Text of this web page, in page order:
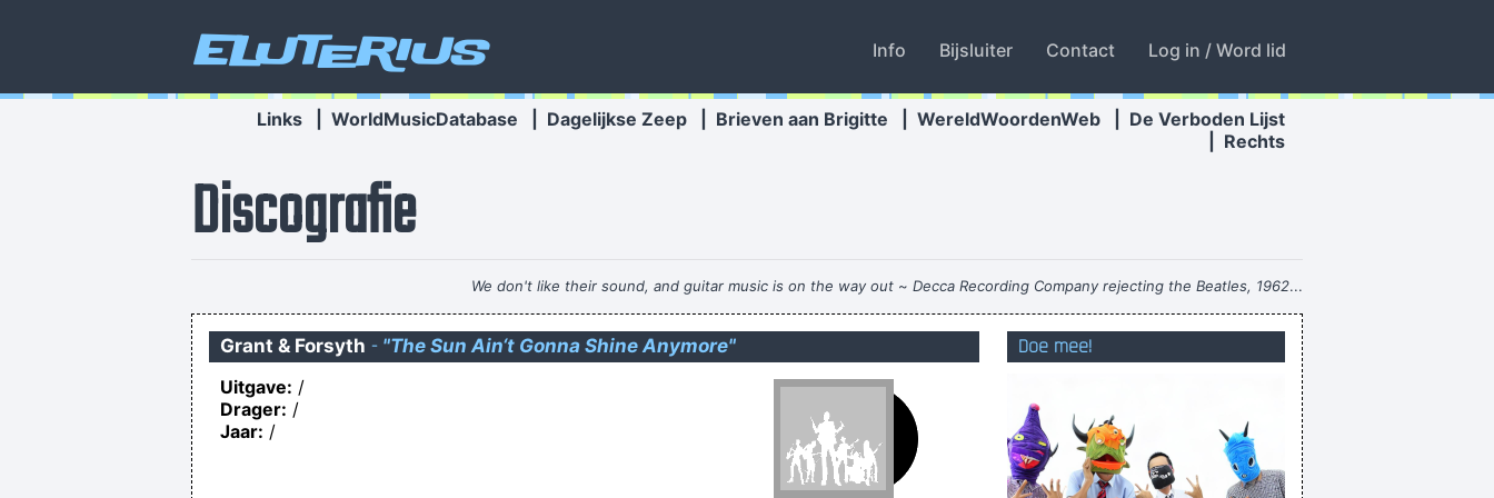
Eluterius Info Bijsluiter Contact Log in / Word lid
Links WorldMusicDatabase Dagelijkse Zeep Brieven aan Brigitte WereldWoordenWeb
De Verboden Lijst
Rechts
Discografie
We don't like their sound, and guitar music is on the way out ~ Decca Recording Company rejecting the Beatles, 1962...
Did someone just say 'Barbra Streisand' ????
ik heb geen kruisje techts vanboven
Vanaken moet luisteren en doen wat ik zeg. Zij moet vooral niet zeuren
Es geduld 'n zuver zaak is, laot miech daan mer smerig zien!
doe je je neuklaarzen aan schat? ponjo
je moet geen oude pinten van de toog halen
Grant & Forsyth - "The Sun Ain‘t Gonna Shine Anymore"
Uitgave: /
Drager: /
Jaar: /
Doe mee!